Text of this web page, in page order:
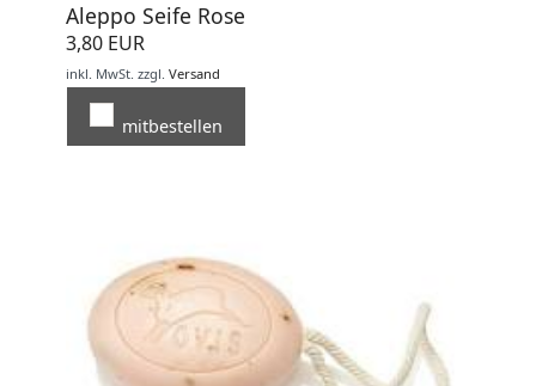
Aleppo Seife Rose
3,80 EUR
inkl. MwSt. zzgl. Versand
mitbestellen